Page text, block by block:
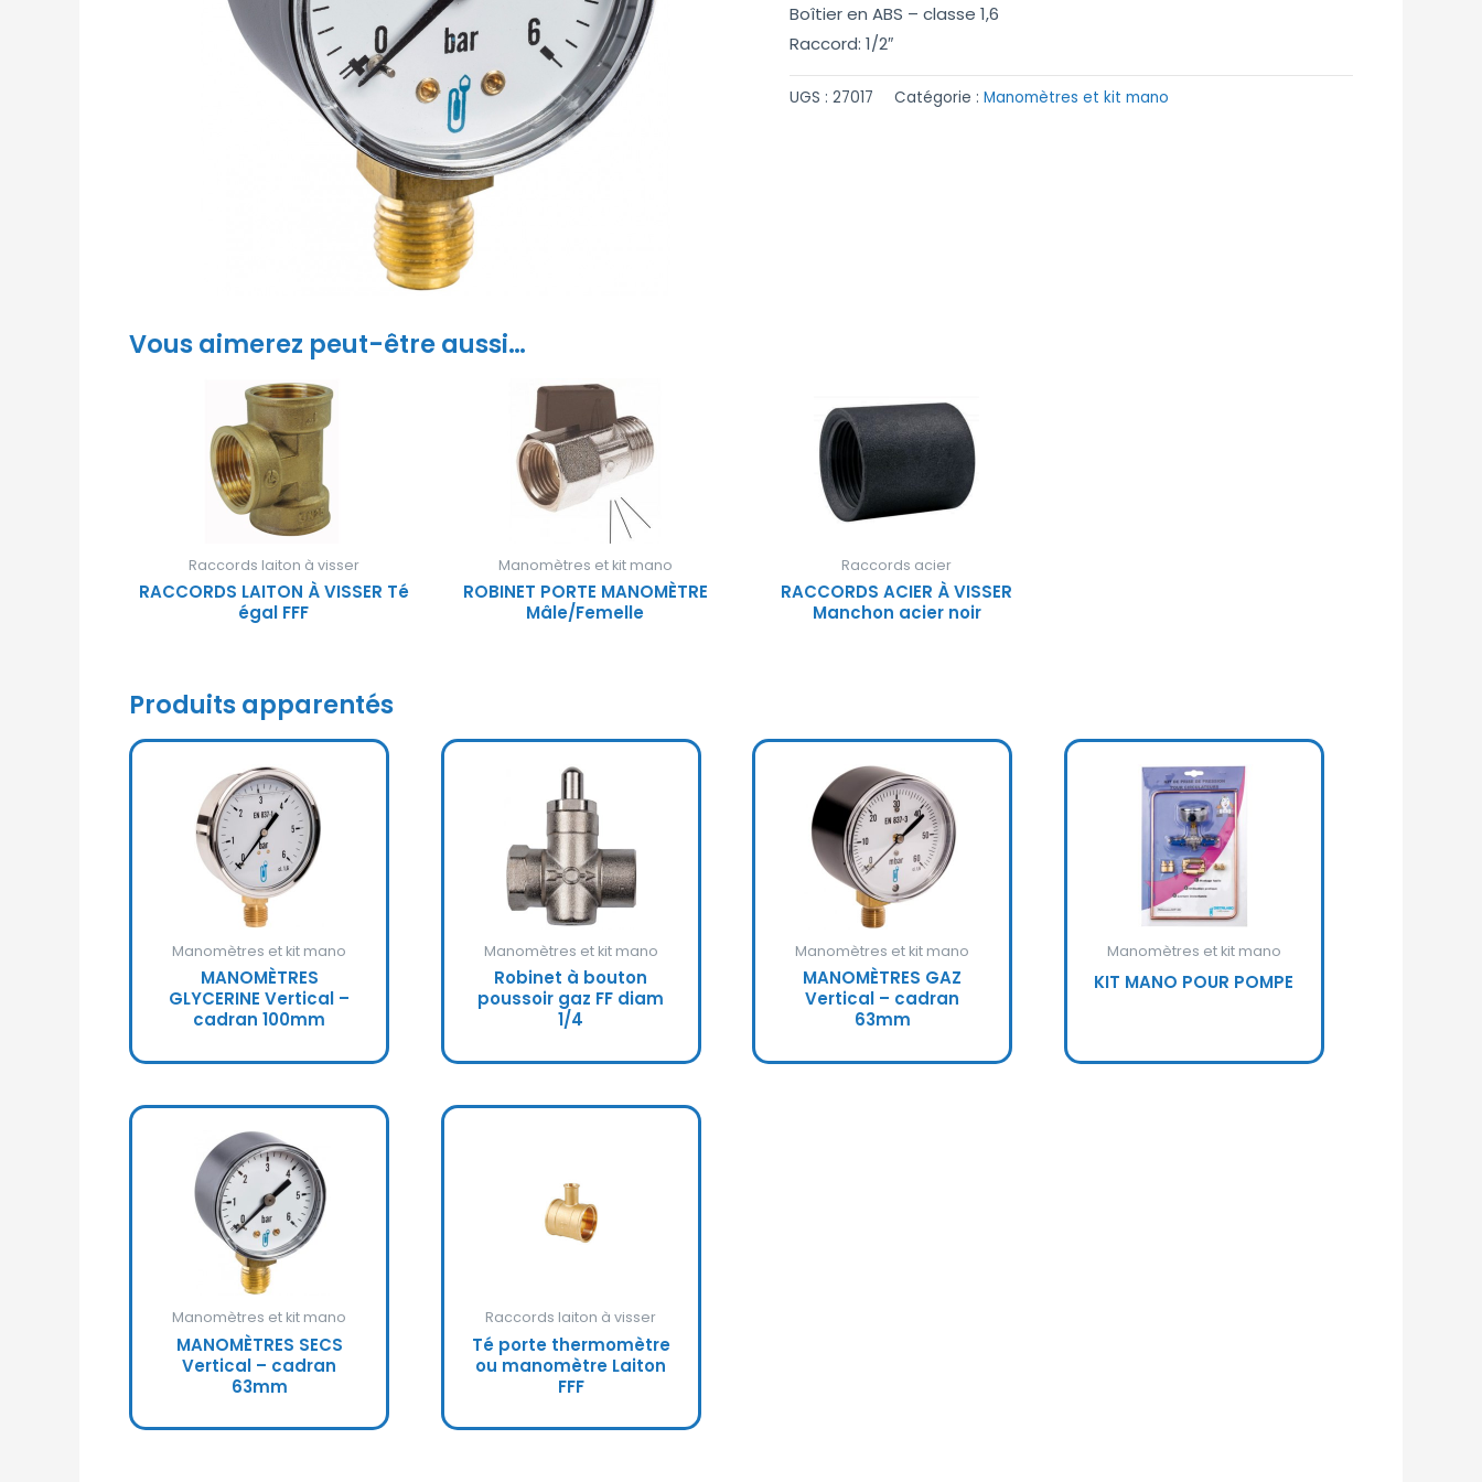
Boîtier en ABS – classe 1,6
Raccord: 1/2″
UGS :27017 Catégorie :Manomètres et kit mano
Vous aimerez peut-être aussi…
Raccords laiton à visser
RACCORDS LAITON À VISSER Té
égal FFF
Manomètres et kit mano
ROBINET PORTE MANOMÈTRE
Mâle/Femelle
Raccords acier
RACCORDS ACIER À VISSER
Manchon acier noir
Produits apparentés
Manomètres et kit mano
MANOMÈTRES
GLYCERINE Vertical –
cadran 100mm
Manomètres et kit mano
Robinet à bouton
poussoir gaz FF diam
1/4
Manomètres et kit mano
MANOMÈTRES GAZ
Vertical – cadran
63mm
Manomètres et kit mano
KIT MANO POUR POMPE
Manomètres et kit mano
MANOMÈTRES SECS
Vertical – cadran
63mm
Raccords laiton à visser
Té porte thermomètre
ou manomètre Laiton
FFF